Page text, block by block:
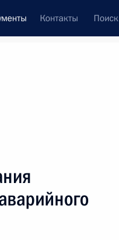
Контакты Поиск